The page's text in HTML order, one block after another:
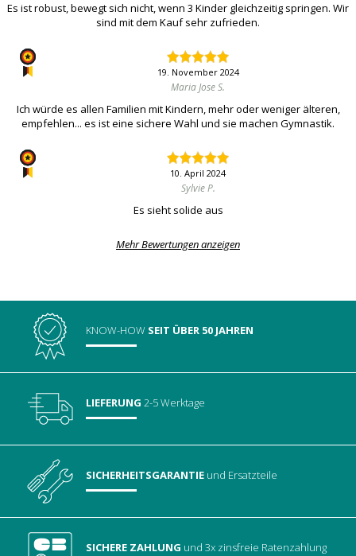
Es ist robust, bewegt sich nicht, wenn 3 Kinder gleichzeitig springen. Wir
sind mit dem Kauf sehr zufrieden.
19. November 2024
Maria Jose S.
Ich würde es allen Familien mit Kindern, mehr oder weniger älteren,
empfehlen... es ist eine sichere Wahl und sie machen Gymnastik.
10. April 2024
Sylvie P.
Es sieht solide aus
Mehr Bewertungen anzeigen
KNOW-HOW SEIT ÜBER 50 JAHREN
LIEFERUNG 2-5 Werktage
SICHERHEITSGARANTIE und Ersatzteile
SICHERE ZAHLUNG und 3x zinsfreie Ratenzahlung